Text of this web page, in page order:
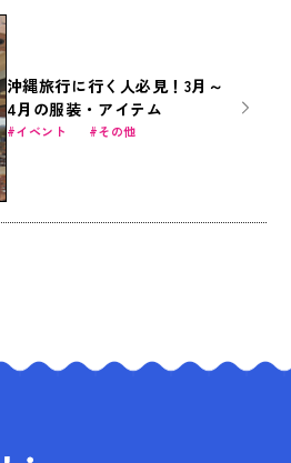
沖縄旅行に行く人必見！3月～
4月の服装・アイテム
イベント その他